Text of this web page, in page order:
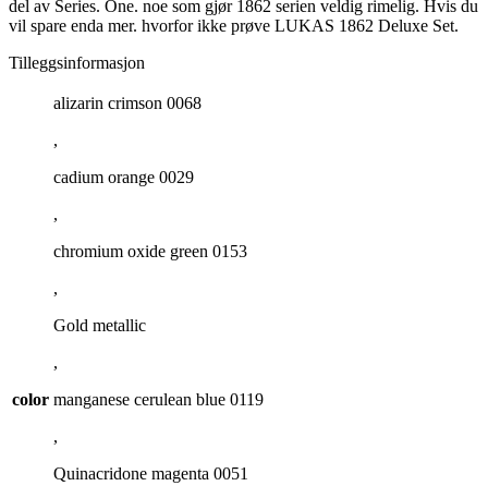
del av Series. One. noe som gjør 1862 serien veldig rimelig. Hvis du
vil spare enda mer. hvorfor ikke prøve LUKAS 1862 Deluxe Set.
Tilleggsinformasjon
color
alizarin crimson 0068
,
cadium orange 0029
,
chromium oxide green 0153
,
Gold metallic
,
manganese cerulean blue 0119
,
Quinacridone magenta 0051